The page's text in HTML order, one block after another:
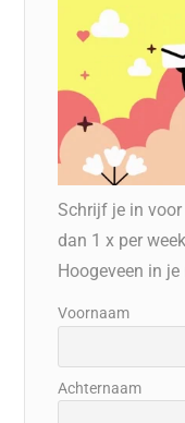
Schrijf je in
dan 1 x per
Hoogeveen in
Voornaam
Achternaam